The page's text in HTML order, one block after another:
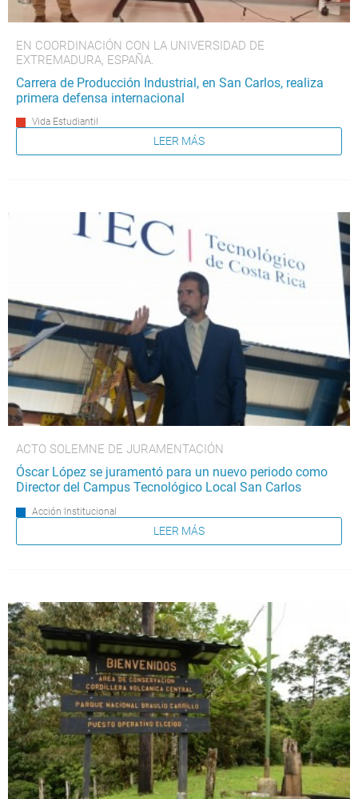
EN COORDINACIÓN CON LA UNIVERSIDAD DE
EXTREMADURA, ESPAÑA.
Carrera de Producción Industrial, en San Carlos, realiza
primera defensa internacional
Vida Estudiantil
LEER MÁS
ACTO SOLEMNE DE JURAMENTACIÓN
Óscar López se juramentó para un nuevo periodo como
Director del Campus Tecnológico Local San Carlos
Acción Institucional
LEER MÁS